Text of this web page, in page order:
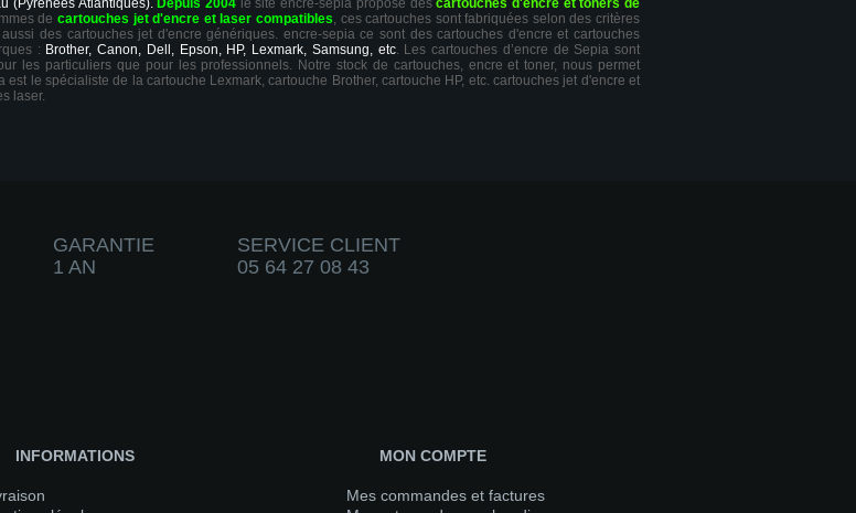
(Pyrénées Atlantiques). Depuis 2004 le site encre-sepia propose descartouches d'encre et toners de
decartouches jet d'encre et laser compatibles, ces cartouches sont fabriquées selon des critères
des cartouches jet d'encre génériques. encre-sepia ce sont des cartouches d'encre et cartouches
: Brother, Canon, Dell, Epson, HP, Lexmark, Samsung, etc. Les cartouches d’encre de Sepia sont
les particuliers que pour les professionnels. Notre stock de cartouches, encre et toner, nous permet
est le spécialiste de la cartouche Lexmark, cartouche Brother, cartouche HP, etc. cartouches jet d'encre et
laser.
GARANTIE
1 AN
SERVICE CLIENT
05 64 27 08 43
INFORMATIONS MON COMPTE
Mes commandes et factures